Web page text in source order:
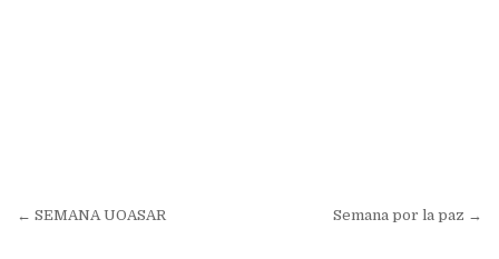
Navegación
← SEMANA UOASAR Semana por la paz →